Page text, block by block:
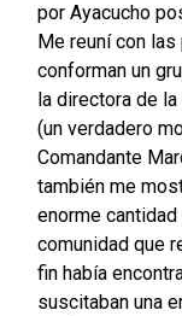
por Ayacucho
Me reuní con
conforman un
la directora de
(un verdadero
Comandante
también me
enorme
comunidad que
fin había
suscitaban una